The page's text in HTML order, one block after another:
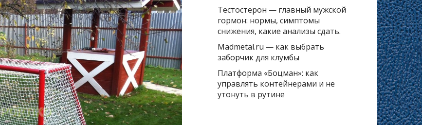
Тестостерон — главный мужской
гормон: нормы, симптомы
снижения, какие анализы сдать.
Madmetal.ru — как выбрать
заборчик для клумбы
Платформа «Боцман»: как
управлять контейнерами и не
утонуть в рутине